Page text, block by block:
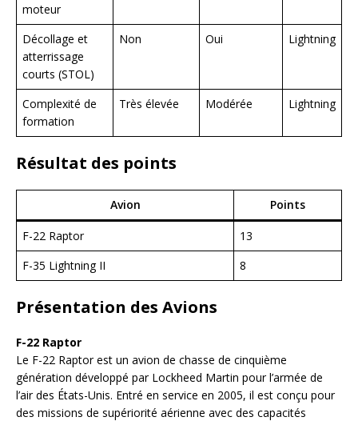
moteur
Décollage et
atterrissage
courts (STOL)
Non Oui Lightning
Complexité de
formation
Très élevée Modérée Lightning
Résultat des points
Avion Points
F-22 Raptor
13
F-35 Lightning II
8
Présentation des Avions
F-22 Raptor
Le F-22 Raptor est un avion de chasse de cinquième
génération développé par Lockheed Martin pour l’armée de
l’air des États-Unis. Entré en service en 2005, il est conçu pour
des missions de supériorité aérienne avec des capacités